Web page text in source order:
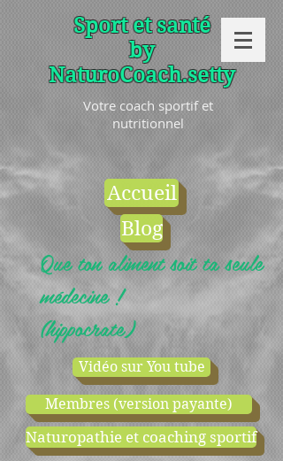
Sport et santé
by
NaturoCoach.setty
Votre coach sportif et
nutritionnel
Accueil
Blog
Que ton aliment soit ta seule
médecine !
(hippocrate)
Vidéo sur You tube
Membres (version payante)
Naturopathie et coaching sportif